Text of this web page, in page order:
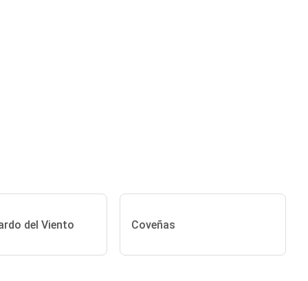
del Viento Coveñas